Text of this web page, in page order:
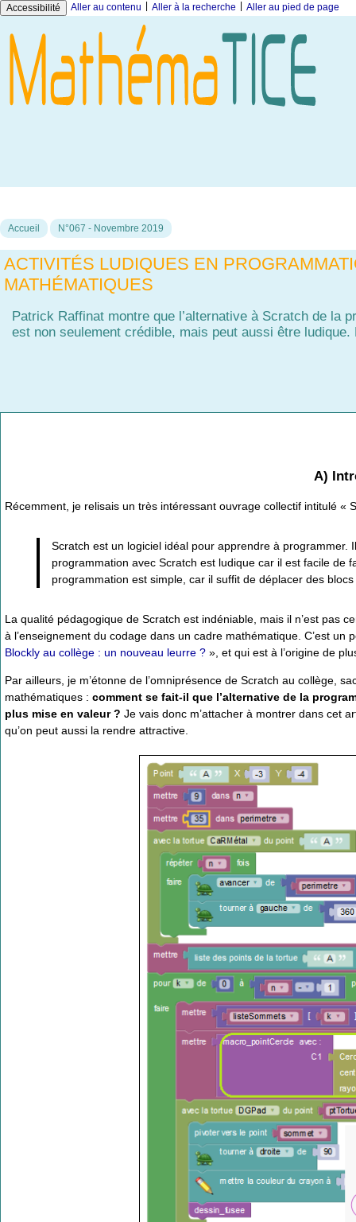
Accessibilité Aller au contenu Aller à la recherche Aller au pied de page
Accueil N°067 - Novembre 2019
ACTIVITÉS LUDIQUES EN
MATHÉMATIQUES
Patrick Raffinat montre que l’alternative à Scratch de la
est non seulement crédible, mais peut aussi être
A)
Récemment, je relisais un très intéressant ouvrage collectif intitulé «
Scratch est un logiciel idéal pour apprendre à
programmation avec Scratch est ludique car il est facile de
programmation est simple, car il suffit de déplacer des
La qualité pédagogique de Scratch est indéniable, mais il n’est pas
à l’enseignement du codage dans un cadre mathématique. C’est
Blockly au collège : un nouveau leurre ? », et qui est à l’origine de
Par ailleurs, je m’étonne de l’omniprésence de Scratch au collège,
mathématiques : comment se fait-il que l’alternative de la
plus mise en valeur ? Je vais donc m’attacher à montrer dans cet
qu’on peut aussi la rendre attractive.